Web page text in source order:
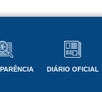
DIÁRIO OFICIAL